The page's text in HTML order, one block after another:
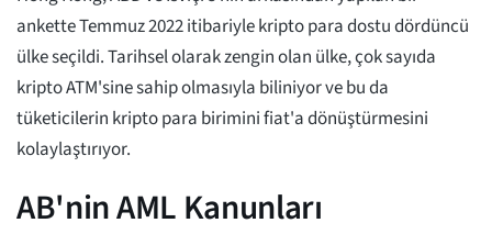
ankette Temmuz 2022 itibariyle kripto para dostu dördüncü
ülke seçildi. Tarihsel olarak zengin olan ülke, çok sayıda
kripto ATM'sine sahip olmasıyla biliniyor ve bu da
tüketicilerin kripto para birimini fiat'a dönüştürmesini
kolaylaştırıyor.
AB'nin AML Kanunları